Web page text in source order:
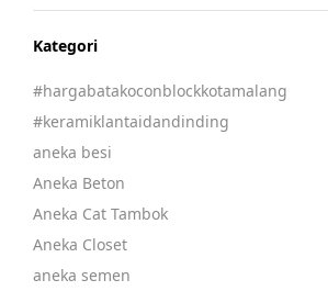
Kategori
#hargabatakoconblockkotamalang
#keramiklantaidandinding
aneka besi
Aneka Beton
Aneka Cat Tambok
Aneka Closet
aneka semen